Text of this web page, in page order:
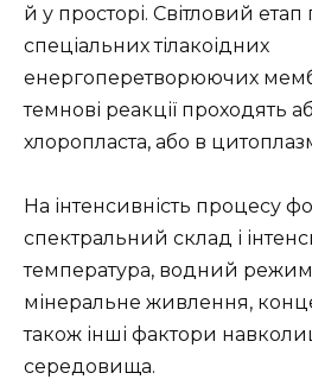
й у просторі. Світловий
спеціальних тілакоідних
енергоперетворюючих
темнові реакції проходять
хлоропласта, або в
На інтенсивність процесу
спектральний склад і
температура, водний
мінеральне живлення,
також інші фактори
середовища.